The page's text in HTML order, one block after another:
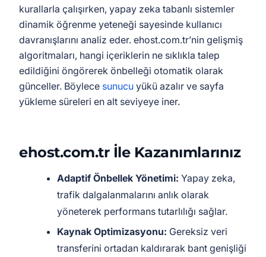
kurallarla çalışırken, yapay zeka tabanlı sistemler
dinamik öğrenme yeteneği sayesinde kullanıcı
davranışlarını analiz eder. ehost.com.tr’nin gelişmiş
algoritmaları, hangi içeriklerin ne sıklıkla talep
edildiğini öngörerek önbelleği otomatik olarak
günceller. Böylece sunucu yükü azalır ve sayfa
yükleme süreleri en alt seviyeye iner.
ehost.com.tr İle Kazanımlarınız
Adaptif Önbellek Yönetimi: Yapay zeka,
trafik dalgalanmalarını anlık olarak
yöneterek performans tutarlılığı sağlar.
Kaynak Optimizasyonu: Gereksiz veri
transferini ortadan kaldırarak bant genişliği